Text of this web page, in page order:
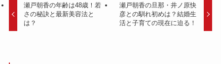
瀬戸朝香の年齢は48歳！若
さの秘訣と最新美容法と
は？
瀬戸朝香の旦那・井ノ原快
彦との馴れ初めは？結婚生
活と子育ての現在に迫る！